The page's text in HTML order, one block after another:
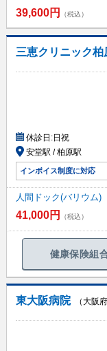
39,600円 （税込）
三恵クリニック柏
休診日:日祝
安堂駅 / 柏原駅
インボイス制度に対応
人間ドック(バリウム)
41,000円 （税込）
健康保険組
東大阪病院
（大阪